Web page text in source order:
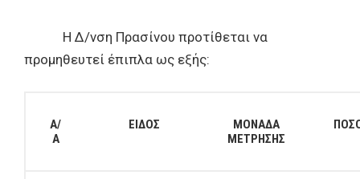
Η Δ/νση Πρασίνου προτίθεται να
προμηθευτεί έπιπλα ως εξής:
Α/
Α
ΕΙΔΟΣ
ΜΟΝΑΔΑ
ΜΕΤΡΗΣΗΣ